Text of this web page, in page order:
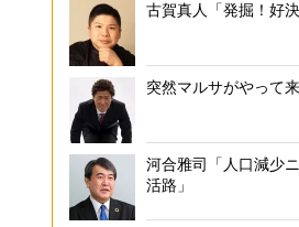
古賀真人「発掘！好決
突然マルサがやって来
河合雅司「人口減少
活路」